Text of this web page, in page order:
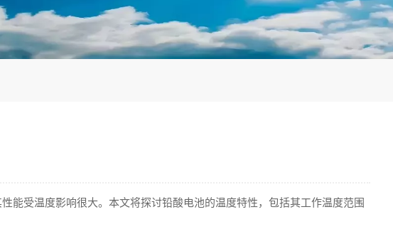
能受温度影响很大。本文将探讨铅酸电池的温度特性，包括其工作温度范围